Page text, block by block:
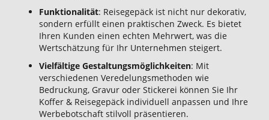
Funktionalität: Reisegepäck ist nicht nur dekorativ,
sondern erfüllt einen praktischen Zweck. Es bietet
Ihren Kunden einen echten Mehrwert, was die
Wertschätzung für Ihr Unternehmen steigert.
Vielfältige Gestaltungsmöglichkeiten: Mit
verschiedenen Veredelungsmethoden wie
Bedruckung, Gravur oder Stickerei können Sie Ihr
Koffer & Reisegepäck individuell anpassen und Ihre
Werbebotschaft stilvoll präsentieren.